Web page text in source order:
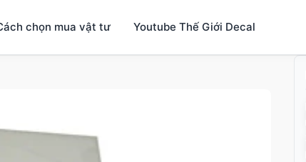
chọn mua vật tư Youtube Thế Giới Decal